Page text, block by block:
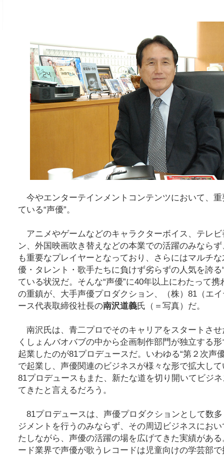
今やエンターテインメントコンテンツにおいて、
ている“声優”。
アニメやゲームなどのキャラクターボイス、テレ
ン、外国映画吹き替えなどの本業での活躍のみなら
も重要なプレイヤーとなっており、さらにはマルチ
優・タレント・歌手たちに負けず劣らずの人気を誇る
ている状況だ。そんな“声優”に40年以上にわたって
の重鎮が、大手声優プロダクション、（株）81（エ
ース代表取締役社長の南沢道義氏（＝写真）だ。
南沢氏は、青二プロでそのキャリアをスタートさ
くしょんバオバブの中から企画制作部門が独立する
起業したのが81プロデュースだ。いわゆる“第２次声
で起業し、声優関連のビジネスが様々な形で拡大し
81プロデュースもまた、新たな道を切り開いてビジ
てきたと言えるだろう。
81プロデュースは、声優プロダクションとして数
ジメントを行うのみならず、その周辺ビジネスにお
たしながら、声優の活躍の場を広げてきた実績があ
ード業界で声優が歌うレコードは児童向けの学芸部